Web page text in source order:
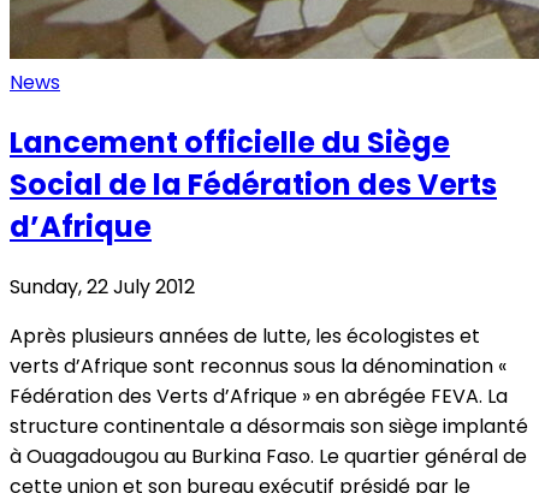
News
Lancement officielle du Siège
Social de la Fédération des Verts
d’Afrique
Sunday, 22 July 2012
Après plusieurs années de lutte, les écologistes et
verts d’Afrique sont reconnus sous la dénomination «
Fédération des Verts d’Afrique » en abrégée FEVA. La
structure continentale a désormais son siège implanté
à Ouagadougou au Burkina Faso. Le quartier général de
cette union et son bureau exécutif présidé par le